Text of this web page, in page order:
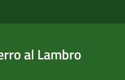
al Lambro